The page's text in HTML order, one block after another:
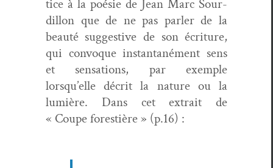
tice à la poésie de Jean Marc Sour­
dil­lon que de ne pas par­ler de la
beauté sug­ges­tive de son écri­t­ure,
qui con­voque instan­ta­né­ment sens
et sen­sa­tions, par exem­ple
lorsqu’elle décrit la nature ou la
lumière. Dans cet extrait de
« Coupe forestière » (p.16) :